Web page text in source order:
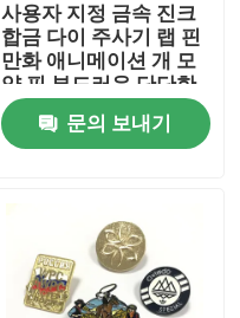
사용자 지정 금속 진크
합금 다이 주사기 랩 핀
만화 애니메이션 개 모
양 핀 부드러운 단단한
에마일 사용자 지정 핀
배지
문의 보내기